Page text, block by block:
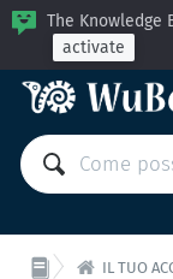
The Knowledge
activate
 IL TUO ACCOUNT: Contabilità